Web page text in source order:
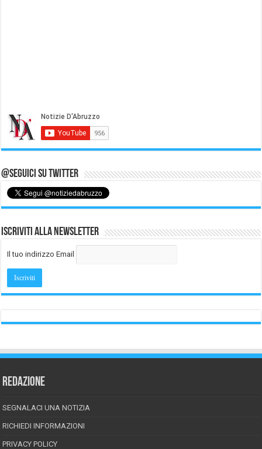
@Seguici su Twitter
Iscriviti alla Newsletter
Il tuo indirizzo Email
REDAZIONE
SEGNALACI UNA NOTIZIA
RICHIEDI INFORMAZIONI
PRIVACY POLICY